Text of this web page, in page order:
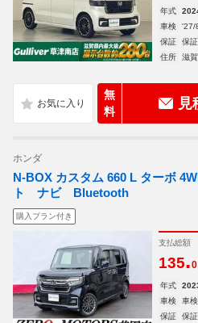
年式
車検
'27/
保証
保
住所
滋
無
料
見
ホンダ
N-BOX カスタム 660 L ターボ
ト ナビ Bluetooth
購入プラン付き
支払総額
135.0
年式
車検
車
保証
保